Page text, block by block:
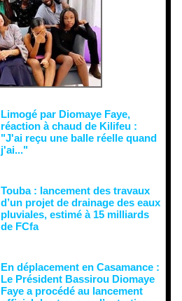
Limogé par Diomaye Faye,
réaction à chaud de Kilifeu :
"J'ai reçu une balle réelle quand
j'ai..."
Touba : lancement des travaux
d’un projet de drainage des eaux
pluviales, estimé à 15 milliards
de FCfa ‎
En déplacement en Casamance :
Le Président Bassirou Diomaye
Faye a procédé au lancement